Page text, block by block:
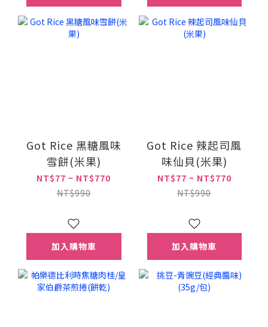
Got Rice 黑糖風味
雪餅(米果)
NT$77 ~ NT$770
NT$990
加入購物車
Got Rice 辣起司風
味仙貝(米果)
NT$77 ~ NT$770
NT$990
加入購物車